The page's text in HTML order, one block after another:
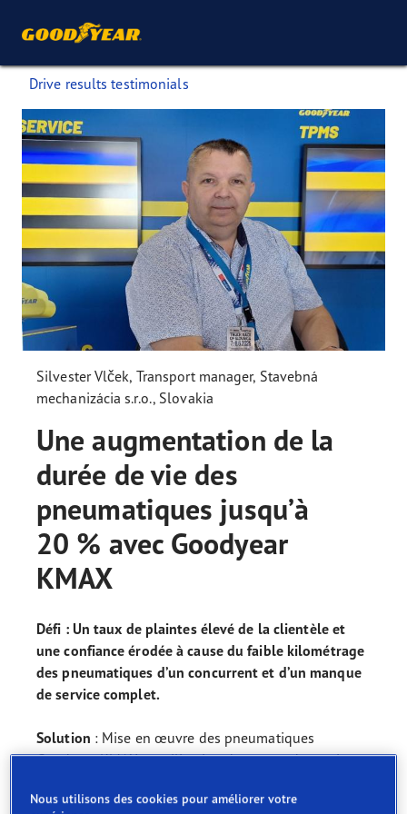
Drive results testimonials
Silvester Vlček, Transport manager, Stavebná
mechanizácia s.r.o., Slovakia
Une augmentation de la
durée de vie des
pneumatiques jusqu’à
20 % avec Goodyear
KMAX
Défi : Un taux de plaintes élevé de la clientèle et
une confiance érodée à cause du faible kilométrage
des pneumatiques d’un concurrent et d’un manque
de service complet.
Solution : Mise en œuvre des pneumatiques
Goodyear KMAX et utilisation du réseau de services
commerciaux locaux.
Nous utilisons des cookies pour améliorer votre